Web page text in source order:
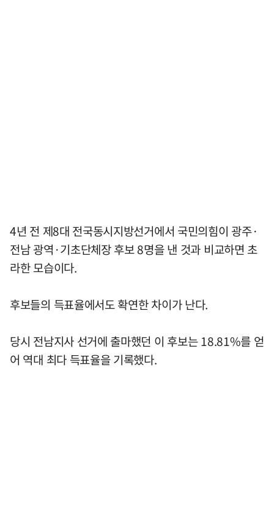
4년 전 제8대 전국동시지방선거에서 국민의힘이 광주·
전남 광역·기초단체장 후보 8명을 낸 것과 비교하면 초
라한 모습이다.
후보들의 득표율에서도 확연한 차이가 난다.
당시 전남지사 선거에 출마했던 이 후보는 18.81%를 얻
어 역대 최다 득표율을 기록했다.